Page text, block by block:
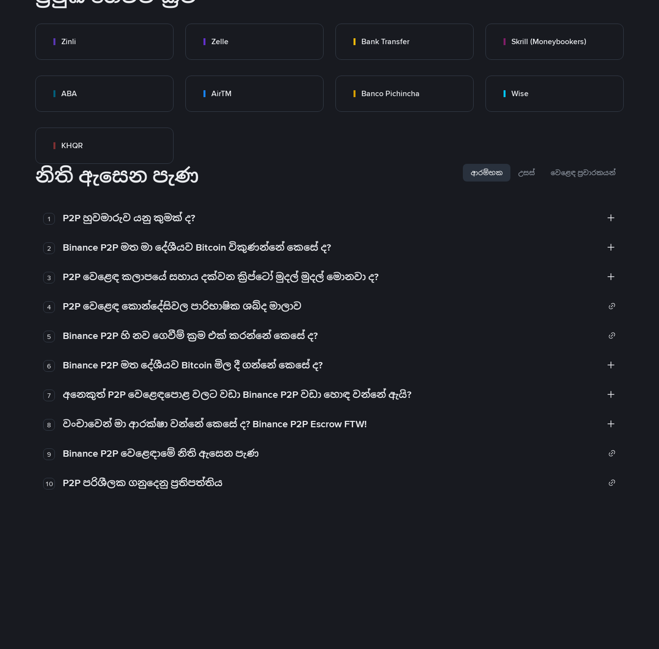
Zinli Zelle Bank Transfer Skrill (Moneybookers)
ABA AirTM Banco Pichincha Wise
KHQR
නිති ඇසෙන පැණ ආරම්භක උසස් වෙළෙඳ ප්‍රචාරකයන්
1 P2P හුවමාරුව යනු කුමක් ද?
2 Binance P2P මත මා දේශීයව Bitcoin විකුණන්නේ කෙසේ ද?
3 P2P වෙළෙඳ කලාපයේ සහාය දක්වන ක්‍රිප්ටෝ මුදල් මුදල් මොනවා ද?
4 P2P වෙළෙඳ කොන්දේසිවල පාරිභාෂික ශබ්ද මාලාව
5 Binance P2P හි නව ගෙවීම් ක්‍රම එක් කරන්නේ කෙසේ ද?
6 Binance P2P මත දේශීයව Bitcoin මිල දී ගන්නේ කෙසේ ද?
7 අනෙකුත් P2P වෙළෙඳපොළ වලට වඩා Binance P2P වඩා හොඳ වන්නේ ඇයි?
8 වංචාවෙන් මා ආරක්ෂා වන්නේ කෙසේ ද? Binance P2P Escrow FTW!
9 Binance P2P වෙළෙඳාමේ නිති ඇසෙන පැණ
10 P2P පරිශීලක ගනුදෙනු ප්‍රතිපත්තිය